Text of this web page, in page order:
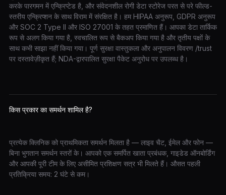
करके पारगमन में एन्क्रिप्टेड है, और संवेदनशील रोगी डेटा स्टोरेज परत से परे फील्ड-
स्तरीय एन्क्रिप्शन के साथ विराम में संरक्षित है। हम HIPAA अनुरूप, GDPR अनुरूप
और SOC 2 Type II और ISO 27001 के तहत प्रमाणित हैं। आपका डेटा तार्किक
रूप से अलग किया गया है, स्वचालित रूप से बैकअप किया गया है और तृतीय पक्षों के
साथ कभी साझा नहीं किया गया। पूर्ण सुरक्षा वास्तुकला और अनुपालन विवरण /trust
पर दस्तावेज़ीकृत हैं; NDA-द्वारपालित सुरक्षा पैकेट अनुरोध पर उपलब्ध है।
किस प्रकार का समर्थन शामिल है?
प्रत्येक क्लिनिक को प्राथमिकता समर्थन मिलता है — लाइव चैट, ईमेल और फोन —
बिना भुगतान समर्थन स्तरों के। आपको एक समर्पित खाता प्रबंधक, गाइडेड ऑनबोर्डिंग
और आपकी पूरी टीम के लिए असीमित प्रशिक्षण सत्र भी मिलते हैं। औसत पहली
प्रतिक्रिया समय: 2 घंटे से कम।